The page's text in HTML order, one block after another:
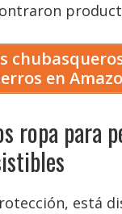
en
ropa para
está